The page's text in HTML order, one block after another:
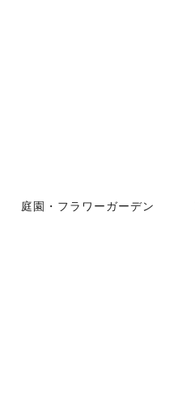
庭園・フラワーガーデン